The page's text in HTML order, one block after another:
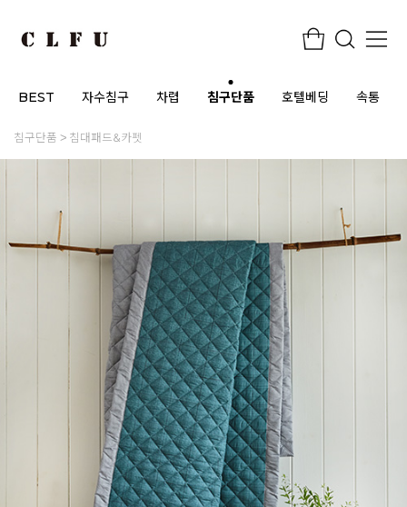
BEST 자수침구 차렵 침구단품 호텔베딩 속통
침구단품 침대패드&카펫